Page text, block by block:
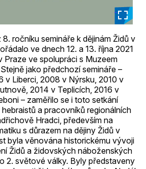
ročníku semináře k dějinám Židů v
ve dnech 12. a 13. října 2021
Praze ve spolupráci s Muzeem
jako předchozí semináře –
v Liberci, 2008 v Nýrsku, 2010 v
2014 v Teplicích, 2016 v
– zaměřilo se i toto setkání
a pracovníků regionálních
Hradci, především na
s důrazem na dějiny Židů v
byla věnována historickému vývoji
Židů a židovských náboženských
2. světové války. Byly představeny